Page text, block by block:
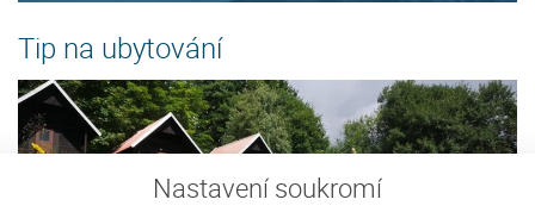
Nastavení soukromí
Tip na ubytování